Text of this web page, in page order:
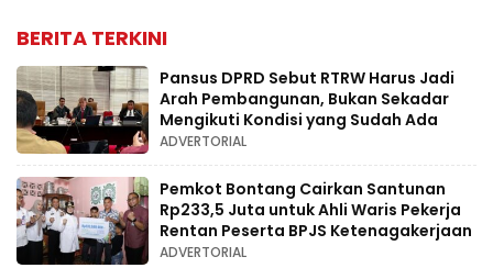
BERITA TERKINI
Pansus DPRD Sebut RTRW Harus Jadi
Arah Pembangunan, Bukan Sekadar
Mengikuti Kondisi yang Sudah Ada
ADVERTORIAL
Pemkot Bontang Cairkan Santunan
Rp233,5 Juta untuk Ahli Waris Pekerja
Rentan Peserta BPJS Ketenagakerjaan
ADVERTORIAL